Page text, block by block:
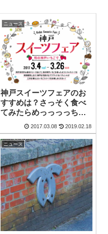
ニュース
神戸スイーツフェアのお
すすめは？さっそく食べ
てみたらめっっっっちゃ
美味しかった！
2017.03.08 2019.02.18
ニュース